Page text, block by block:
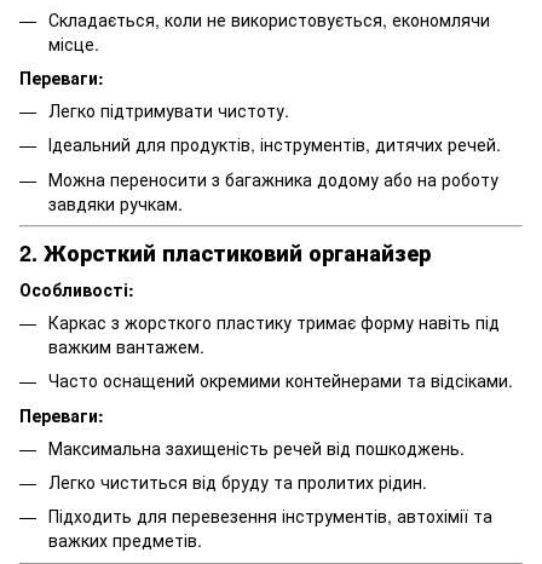
Складається, коли не використовується, економлячи
місце.
Переваги:
Легко підтримувати чистоту.
Ідеальний для продуктів, інструментів, дитячих речей.
Можна переносити з багажника додому або на роботу
завдяки ручкам.
2. Жорсткий пластиковий органайзер
Особливості:
Каркас з жорсткого пластику тримає форму навіть під
важким вантажем.
Часто оснащений окремими контейнерами та відсіками.
Переваги:
Максимальна захищеність речей від пошкоджень.
Легко чиститься від бруду та пролитих рідин.
Підходить для перевезення інструментів, автохімії та
важких предметів.